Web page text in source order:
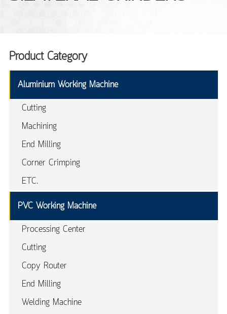
Product Category
Aluminium Working Machine
Cutting
Machining
End Milling
Corner Crimping
ETC.
PVC Working Machine
Processing Center
Cutting
Copy Router
End Milling
Welding Machine